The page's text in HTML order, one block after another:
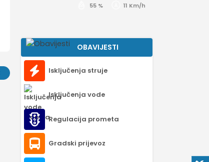
55 % 11 Km/h
OBAVIJESTI
Isključenja struje
Isključenja vode
Regulacija prometa
Gradski prijevoz